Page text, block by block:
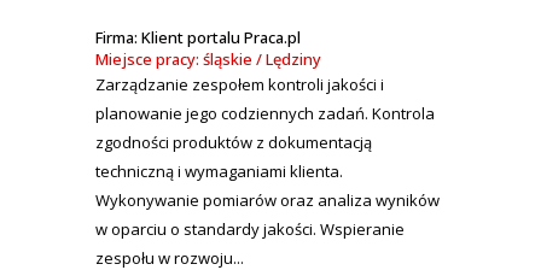
Firma: Klient portalu Praca.pl
Miejsce pracy: śląskie / Lędziny
Zarządzanie zespołem kontroli jakości i
planowanie jego codziennych zadań. Kontrola
zgodności produktów z dokumentacją
techniczną i wymaganiami klienta.
Wykonywanie pomiarów oraz analiza wyników
w oparciu o standardy jakości. Wspieranie
zespołu w rozwoju...